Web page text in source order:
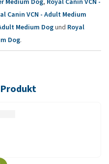
Canin VCN - Adult Medium
Medium Dogund Royal
Dog.